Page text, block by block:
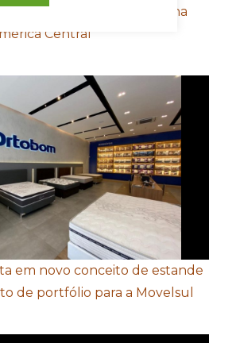
em Honduras de olho na
Central
em novo conceito de estande
de portfólio para a Movelsul